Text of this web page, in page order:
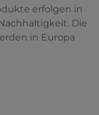
erfolgen in
Die
in Europa